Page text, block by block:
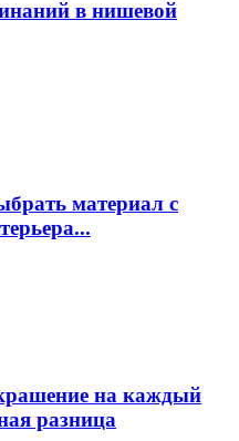
в нишевой
материал с
на каждый
разница